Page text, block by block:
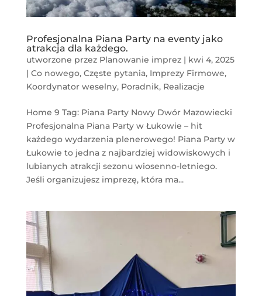
Profesjonalna Piana Party na eventy jako
atrakcja dla każdego.
utworzone przez Planowanie imprez| kwi 4, 2025
| Co nowego, Częste pytania, Imprezy Firmowe,
Koordynator weselny, Poradnik, Realizacje
Home 9 Tag: Piana Party Nowy Dwór Mazowiecki
Profesjonalna Piana Party w Łukowie – hit
każdego wydarzenia plenerowego! Piana Party w
Łukowie to jedna z najbardziej widowiskowych i
lubianych atrakcji sezonu wiosenno-letniego.
Jeśli organizujesz imprezę, która ma...